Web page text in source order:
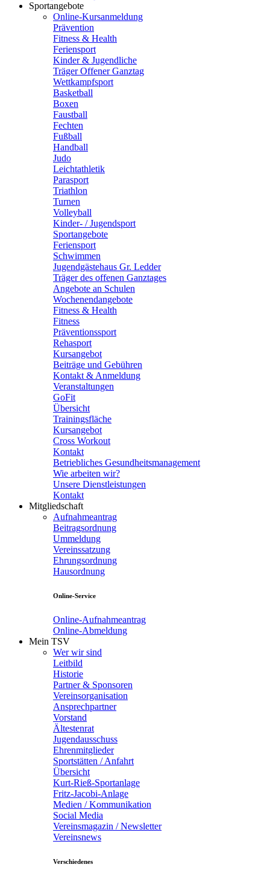
Sportangebote
Online-Kursanmeldung
Prävention
Fitness & Health
Feriensport
Kinder & Jugendliche
Träger Offener Ganztag
Wettkampfsport
Basketball
Boxen
Faustball
Fechten
Fußball
Handball
Judo
Leichtathletik
Parasport
Triathlon
Turnen
Volleyball
Kinder- / Jugendsport
Sportangebote
Feriensport
Schwimmen
Jugendgästehaus Gr. Ledder
Träger des offenen Ganztages
Angebote an Schulen
Wochenendangebote
Fitness & Health
Fitness
Präventionssport
Rehasport
Kursangebot
Beiträge und Gebühren
Kontakt & Anmeldung
Veranstaltungen
GoFit
Übersicht
Trainingsfläche
Kursangebot
Cross Workout
Kontakt
Betriebliches Gesundheitsmanagement
Wie arbeiten wir?
Unsere Dienstleistungen
Kontakt
Mitgliedschaft
Aufnahmeantrag
Beitragsordnung
Ummeldung
Vereinssatzung
Ehrungsordnung
Hausordnung
Online-Service
Online-Aufnahmeantrag
Online-Abmeldung
Mein TSV
Wer wir sind
Leitbild
Historie
Partner & Sponsoren
Vereinsorganisation
Ansprechpartner
Vorstand
Ältestenrat
Jugendausschuss
Ehrenmitglieder
Sportstätten / Anfahrt
Übersicht
Kurt-Rieß-Sportanlage
Fritz-Jacobi-Anlage
Medien / Kommunikation
Social Media
Vereinsmagazin / Newsletter
Vereinsnews
Verschiedenes